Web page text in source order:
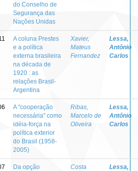
do Conselho de
Segurança das
Nações Unidas
A coluna Prestes
e a política
externa brasileira
na década de
1920 : as
relações Brasil-
Argentina
Xavier,
Mateus
Fernandez
Lessa,
Antônio
Carlos
A "cooperação
necessária" como
idéia-força na
política exterior
do Brasil (1958-
2005)
Ribas,
Marcelo de
Oliveira
Lessa,
Antônio
Carlos
Da opção
Costa
Lessa,